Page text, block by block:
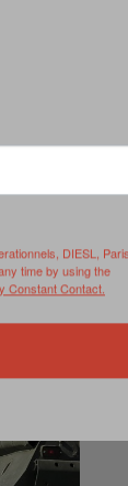
EN
pour se
char.
DIESL,
time by using the
Constant Contact.